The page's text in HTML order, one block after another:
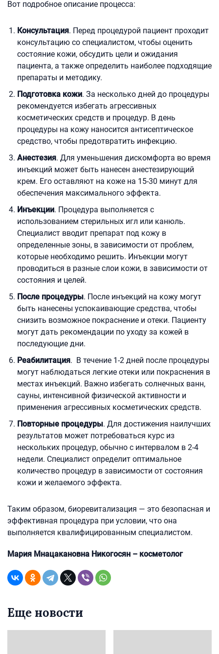
Вот подробное описание процесса:
Консультация. Перед процедурой пациент проходит
консультацию со специалистом, чтобы оценить
состояние кожи, обсудить цели и ожидания
пациента, а также определить наиболее подходящие
препараты и методику.
Подготовка кожи. За несколько дней до процедуры
рекомендуется избегать агрессивных
косметических средств и процедур. В день
процедуры на кожу наносится антисептическое
средство, чтобы предотвратить инфекцию.
Анестезия. Для уменьшения дискомфорта во время
инъекций может быть нанесен анестезирующий
крем. Его оставляют на коже на 15-30 минут для
обеспечения максимального эффекта.
Инъекции. Процедура выполняется с
использованием стерильных игл или канюль.
Специалист вводит препарат под кожу в
определенные зоны, в зависимости от проблем,
которые необходимо решить. Инъекции могут
проводиться в разные слои кожи, в зависимости от
состояния и целей.
После процедуры. После инъекций на кожу могут
быть нанесены успокаивающие средства, чтобы
снизить возможное покраснение и отеки. Пациенту
могут дать рекомендации по уходу за кожей в
последующие дни.
Реабилитация. В течение 1-2 дней после процедуры
могут наблюдаться легкие отеки или покраснения в
местах инъекций. Важно избегать солнечных ванн,
сауны, интенсивной физической активности и
применения агрессивных косметических средств.
Повторные процедуры. Для достижения наилучших
результатов может потребоваться курс из
нескольких процедур, обычно с интервалом в 2-4
недели. Специалист определит оптимальное
количество процедур в зависимости от состояния
кожи и желаемого эффекта.
Таким образом, биоревитализация — это безопасная и
эффективная процедура при условии, что она
выполняется квалифицированным специалистом.
Мария Мнацакановна Никогосян – косметолог
Еще новости